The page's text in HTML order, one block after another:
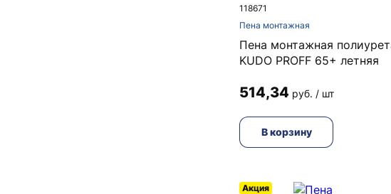
118671
Пена монтажная
Пена монтажная
KUDO PROFF 65+ летняя
514,34 руб. / шт
В корзину
Акция